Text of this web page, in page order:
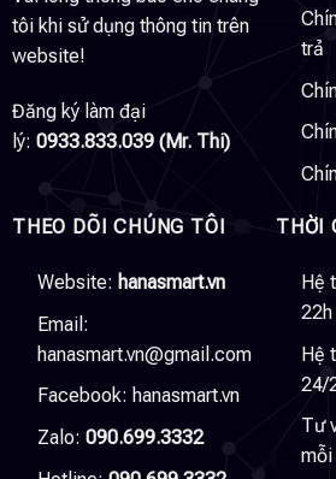
tôi khi sử dụng thông tin trên
website!
Đăng ký làm đại
lý: 0933.833.039 (Mr. Thi)
trả
THEO DÕI CHÚNG TÔI
Website: hanasmart.vn
Email:
hanasmart.vn@gmail.com
Facebook: hanasmart.vn
Zalo: 090.699.3332
THỜI
Hệ
22h
Hệ
24/
Tư
mỗi